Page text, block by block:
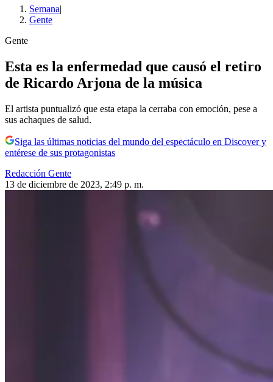
Semana|
Gente
Gente
Esta es la enfermedad que causó el retiro
de Ricardo Arjona de la música
El artista puntualizó que esta etapa la cerraba con emoción, pese a
sus achaques de salud.
Siga las últimas noticias del mundo del espectáculo en Discover y
entérese de sus protagonistas
Redacción Gente
13 de diciembre de 2023, 2:49 p. m.